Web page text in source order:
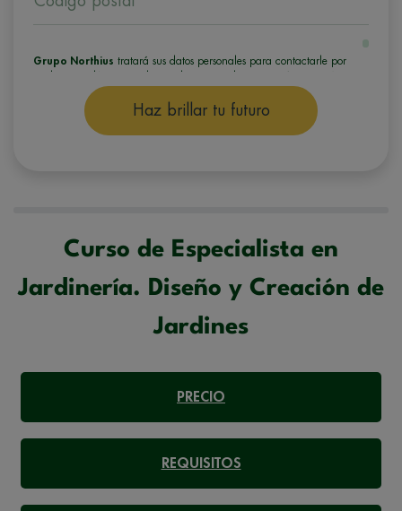
Grupo Northius tratará sus datos personales para contactarle por
con el fin de ofrecerle información del programa formativo
seleccionado o de otros directamente relacionados con el interés
manifestado y, en su caso, para tramitar la contratación
correspondiente. Compartiremos su solicitud con las empresas que
Haz brillar tu futuro
Curso de Especialista en
Jardinería. Diseño y Creación de
Jardines
PRECIO
REQUISITOS